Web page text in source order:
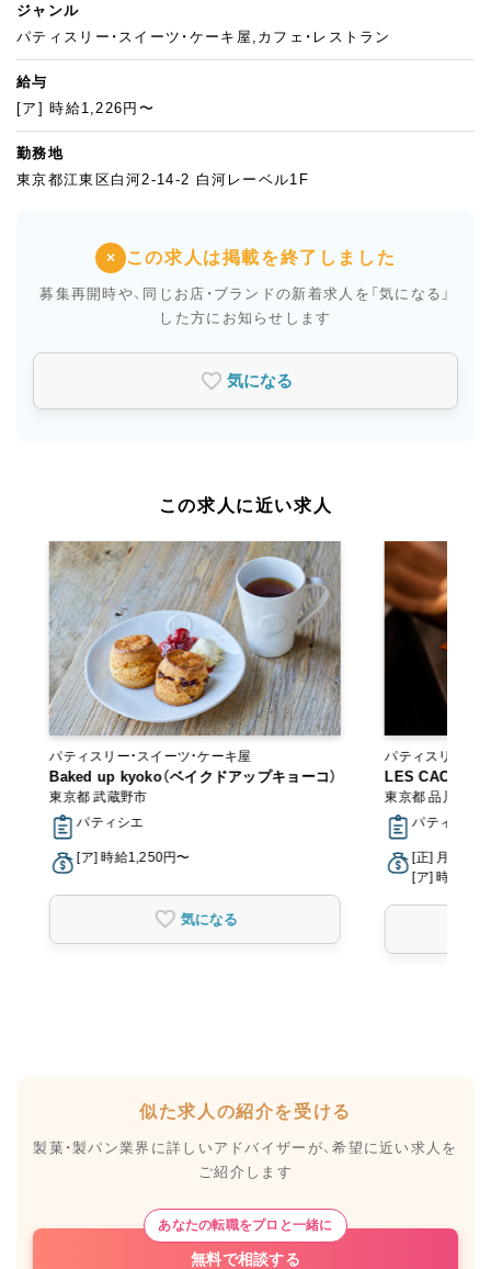
ジャンル
パティスリー・スイーツ・ケーキ屋,カフェ・レストラン
給与
[ア] 時給1,226円〜
勤務地
東京都江東区白河2-14-2 白河レーベル1F
× この求人は掲載を終了しました
募集再開時や、同じお店・ブランドの新着求人を 「気になる」
した方にお知らせします
気になる
この求人に近い求人
パティスリー・スイーツ・ケーキ屋
Baked up kyoko（ベイクドアップキョーコ）
東京都 武蔵野市
パティシエ
[ア] 時給1,250円〜
気になる
パティスリー・ス
LES CACAOS
東京都 品川区
パティシエ
[正] 月給23
[ア] 時給
似た求人の紹介を受ける
製菓・製パン業界に詳しいアドバイザーが、希望に近い求人を
ご紹介します
あなたの転職をプロと一緒に
無料で相談する